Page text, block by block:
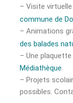
– Visite
commune de
– Animations
des balades
– Une
Médiathèque.
– Projets
possibles.